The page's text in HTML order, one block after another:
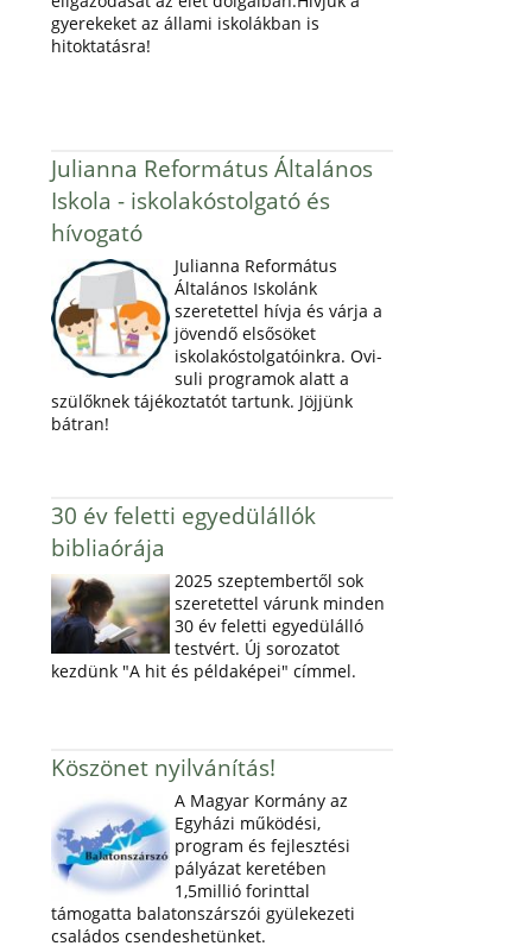
gyerekeket az állami iskolákban is
hitoktatásra!
Julianna Református Általános
Iskola - iskolakóstolgató és
hívogató
Julianna Református
Általános Iskolánk
szeretettel hívja és várja a
jövendő elsősöket
iskolakóstolgatóinkra. Ovi-
suli programok alatt a
szülőknek tájékoztatót tartunk. Jöjjünk
bátran!
30 év feletti egyedülállók
bibliaórája
2025 szeptembertől sok
szeretettel várunk minden
30 év feletti egyedülálló
testvért. Új sorozatot
kezdünk "A hit és példaképei" címmel.
Köszönet nyilvánítás!
A Magyar Kormány az
Egyházi működési,
program és fejlesztési
pályázat keretében
1,5millió forinttal
támogatta balatonszárszói gyülekezeti
családos csendeshetünket.